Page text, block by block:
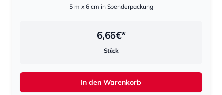
5 m x 6 cm in Spenderpackung
6,66€*
Stück
In den Warenkorb